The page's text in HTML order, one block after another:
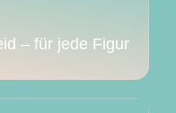
– für jede Figur